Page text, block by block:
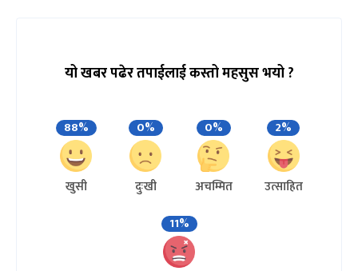
यो खबर पढेर तपाईलाई कस्तो महसुस भयो ?
88%
खुसी
0%
दुःखी
0%
अचम्मित
2%
उत्साहित
11%